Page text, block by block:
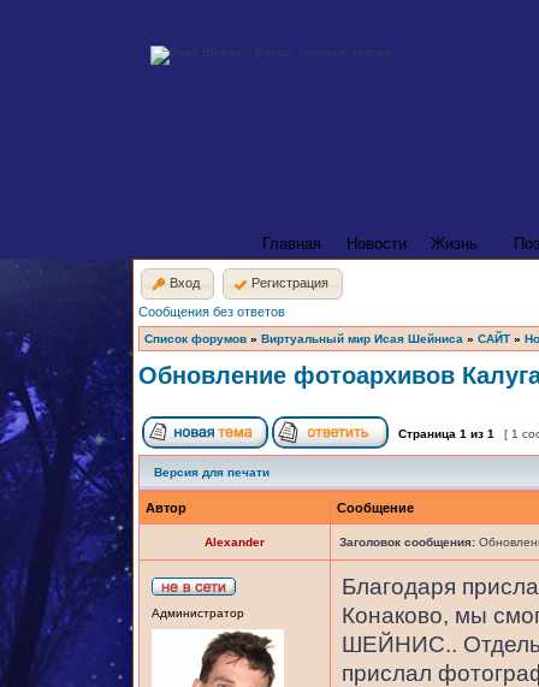
Главная Новости Жизнь
Вход
Регистрация
Сообщения без ответов
Список форумов » Виртуальный мир Исая Шейниса » САЙТ »
Обновление фотоархивов
Страница 1 из 1 [ 1
Версия для печати
Автор Сообщение
Alexander Заголовок сообщения:
Администратор
Благодаря
Конаково, мы
ШЕЙНИС..
прислал